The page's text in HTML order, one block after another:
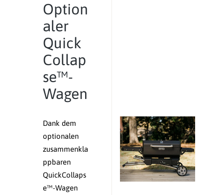
Option
aler
Quick
Collap
se™-
Wagen
Dank dem
optionalen
zusammenkla
ppbaren
QuickCollaps
e™-Wagen